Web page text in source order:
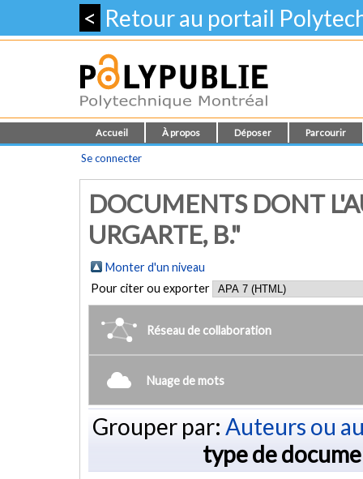
< Retour au portail
Accueil À propos Déposer Parcourir
Se connecter
DOCUMENTS DONT
URGARTE, B."
Monter d'un niveau
Pour citer ou exporter
Réseau de collaboration
Nuage de mots
Grouper par: Auteurs ou
type de